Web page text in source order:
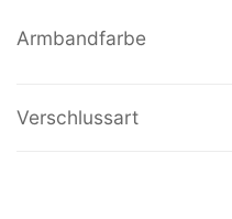
Armbandfarbe
Verschlussart